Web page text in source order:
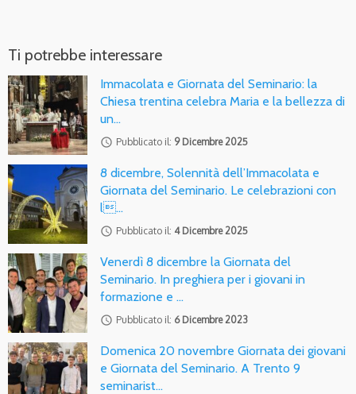
Ti potrebbe interessare
Immacolata e Giornata del Seminario: la
Chiesa trentina celebra Maria e la bellezza di
un…
access_time Pubblicato il: 9 Dicembre 2025
8 dicembre, Solennità dell’Immacolata e
Giornata del Seminario. Le celebrazioni con
l…
access_time Pubblicato il: 4 Dicembre 2025
Venerdì 8 dicembre la Giornata del
Seminario. In preghiera per i giovani in
formazione e …
access_time Pubblicato il: 6 Dicembre 2023
Domenica 20 novembre Giornata dei giovani
e Giornata del Seminario. A Trento 9
seminarist…